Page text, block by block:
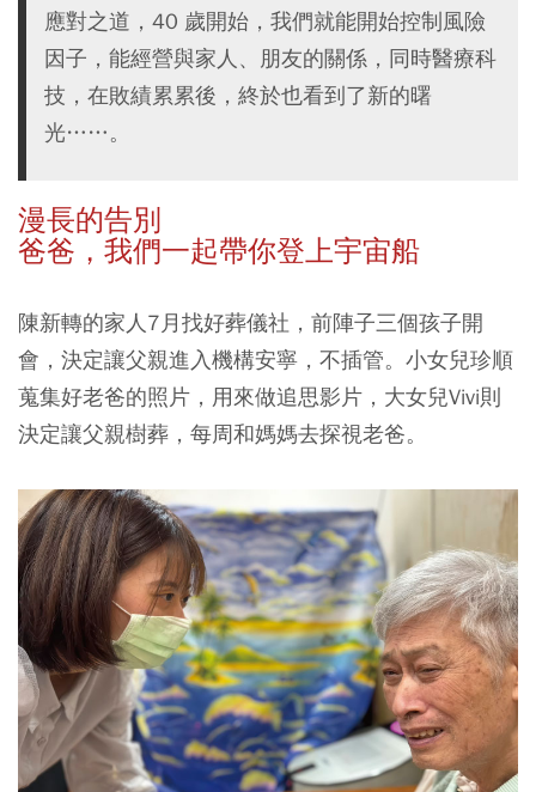
應對之道，40 歲開始，我們就能開始控制風險
因子，能經營與家人、朋友的關係，同時醫療科
技，在敗績累累後，終於也看到了新的曙
光……。
漫長的告別
爸爸，我們一起帶你登上宇宙船
陳新轉的家人7月找好葬儀社，前陣子三個孩子開
會，決定讓父親進入機構安寧，不插管。小女兒珍順
蒐集好老爸的照片，用來做追思影片，大女兒Vivi則
決定讓父親樹葬，每周和媽媽去探視老爸。